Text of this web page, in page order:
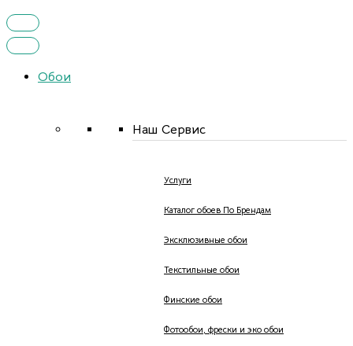
Обои
Наш Сервис
Услуги
Каталог обоев По Брендам
Эксклюзивные обои
Текстильные обои
Финские обои
Фотообои, фрески и эко обои